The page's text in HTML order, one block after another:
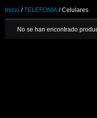
Inicio /TELEFONIA / Celulares
No se han encontrado